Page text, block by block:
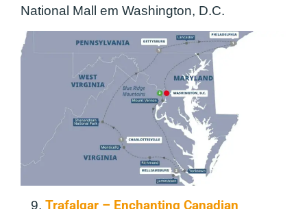
National Mall em Washington, D.C.
9. Trafalgar – Enchanting Canadian